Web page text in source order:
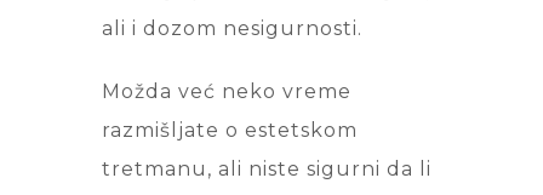
ali i dozom nesigurnosti.
Možda već neko vreme
razmišljate o estetskom
tretmanu, ali niste sigurni da li